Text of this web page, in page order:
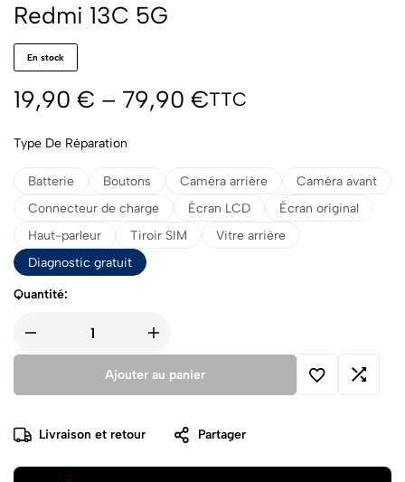
Redmi 13C 5G
En stock
19,90 € – 79,90 €TTC
Type De Réparation
Batterie Boutons Caméra arrière
Caméra avant
Connecteur de charge
Écran LCD
Écran original
Haut-parleur
Tiroir SIM
Vitre arrière
Diagnostic gratuit
Quantité:
Ajouter au panier
Livraison et retour Partager